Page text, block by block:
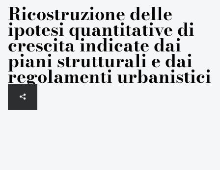
Ricostruzione delle
ipotesi quantitative di
crescita indicate dai
piani strutturali e dai
regolamenti urbanistici